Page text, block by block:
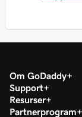
Om GoDaddy
Support
Resurser
Partnerprogram